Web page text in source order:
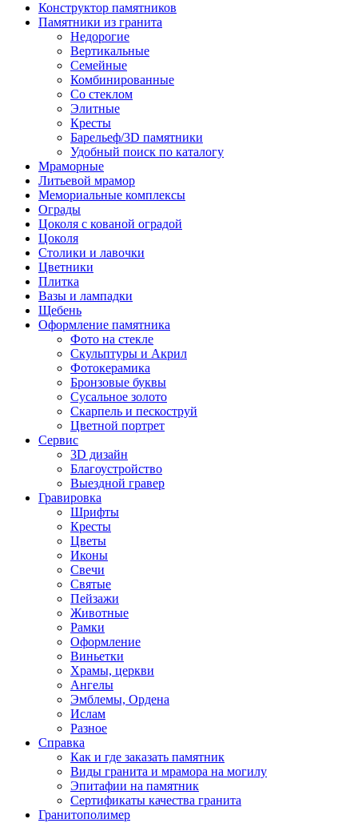
Конструктор памятников
Памятники из гранита
Недорогие
Вертикальные
Семейные
Комбинированные
Со стеклом
Элитные
Кресты
Барельеф/3D памятники
Удобный поиск по каталогу
Мраморные
Литьевой мрамор
Мемориальные комплексы
Ограды
Цоколя с кованой оградой
Цоколя
Столики и лавочки
Цветники
Плитка
Вазы и лампадки
Щебень
Оформление памятника
Фото на стекле
Скульптуры и Акрил
Фотокерамика
Бронзовые буквы
Сусальное золото
Скарпель и пескоструй
Цветной портрет
Сервис
3D дизайн
Благоустройство
Выездной гравер
Гравировка
Шрифты
Кресты
Цветы
Иконы
Свечи
Святые
Пейзажи
Животные
Рамки
Оформление
Виньетки
Храмы, церкви
Ангелы
Эмблемы, Ордена
Ислам
Разное
Справка
Как и где заказать памятник
Виды гранита и мрамора на могилу
Эпитафии на памятник
Сертификаты качества гранита
Гранитополимер